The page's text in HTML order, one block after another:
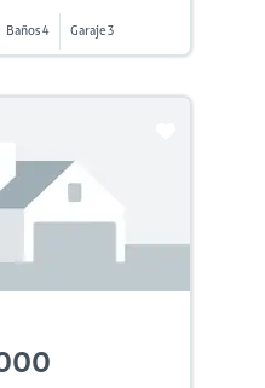
Baños 4 Garaje 3